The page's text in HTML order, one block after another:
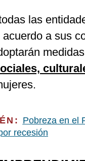
las
a sus
Pobreza en el
recesión